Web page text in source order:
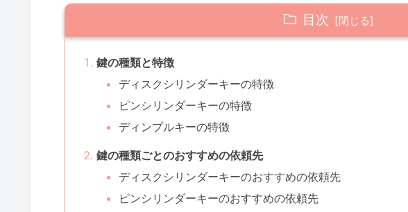
目次
鍵の種類と特徴
ディスクシリンダーキーの特徴
ピンシリンダーキーの特徴
ディンプルキーの特徴
鍵の種類ごとのおすすめの依頼先
ディスクシリンダーキーのおすすめの依頼先
ピンシリンダーキーのおすすめの依頼先